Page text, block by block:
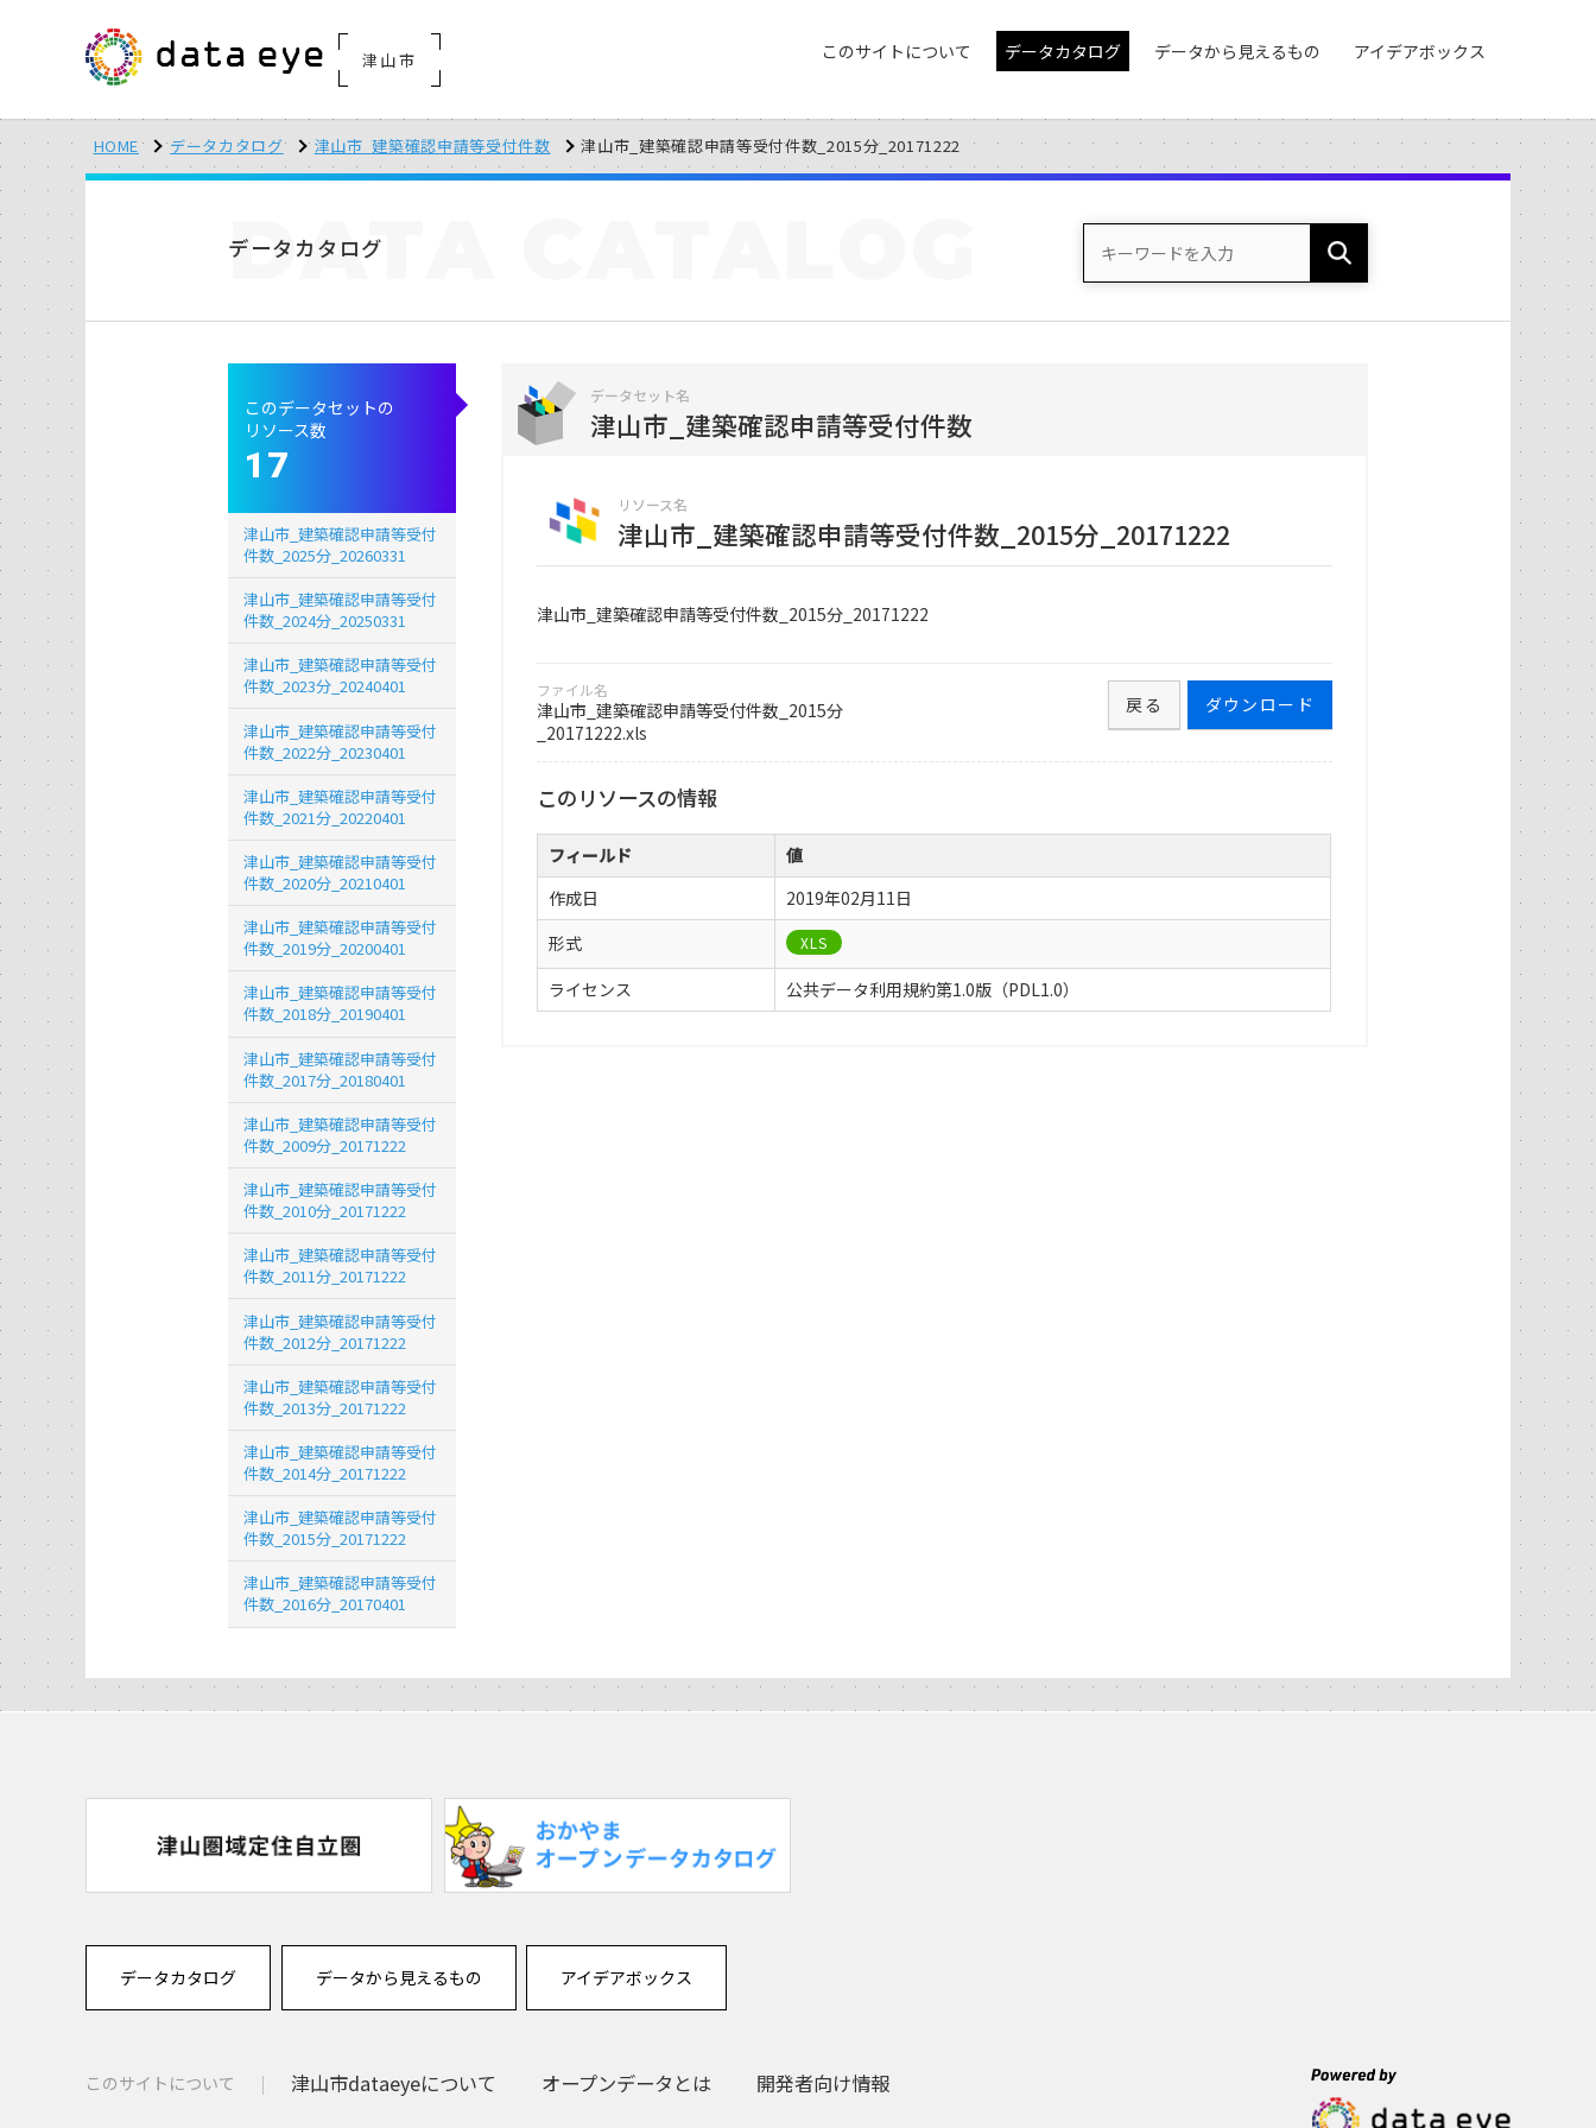
津山市 このサイトについて データカタログ データから見えるもの アイデアボックス
HOME データカタログ 津山市_建築確認申請等受付件数 津山市_建築確認申請等受付件数_2015分_20171222
データカタログ
DATA
データセット名
津山市_建築確認申請等受付件数
リソース名
津山市_建築確認申請等受付件数_2015分_20171222
津山市_建築確認申請等受付件数_2015分_20171222
ファイル名
津山市_建築確認申請等受付件数_2015分
_20171222.xls
ダウンロード
戻る
このリソースの情報
フィールド
値
作成日
2019年02月11日
形式
XLS
ライセンス 公共データ利用規約第1.0版（PDL1.0）
このデータセットの
リソース数
17
津山市_建築確認申請等受付
件数_2025分_20260331
津山市_建築確認申請等受付
件数_2024分_20250331
津山市_建築確認申請等受付
件数_2023分_20240401
津山市_建築確認申請等受付
件数_2022分_20230401
津山市_建築確認申請等受付
件数_2021分_20220401
津山市_建築確認申請等受付
件数_2020分_20210401
津山市_建築確認申請等受付
件数_2019分_20200401
津山市_建築確認申請等受付
件数_2018分_20190401
津山市_建築確認申請等受付
件数_2017分_20180401
津山市_建築確認申請等受付
件数_2009分_20171222
津山市_建築確認申請等受付
件数_2010分_20171222
津山市_建築確認申請等受付
件数_2011分_20171222
津山市_建築確認申請等受付
件数_2012分_20171222
津山市_建築確認申請等受付
件数_2013分_20171222
津山市_建築確認申請等受付
件数_2014分_20171222
津山市_建築確認申請等受付
件数_2015分_20171222
津山市_建築確認申請等受付
件数_2016分_20170401
データカタログ データから見えるもの アイデアボックス
このサイトについて 津山市dataeyeについて オープンデータとは 開発者向け情報